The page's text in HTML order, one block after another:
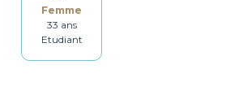
Salle de bain
Femme
33 ans
Etudiant